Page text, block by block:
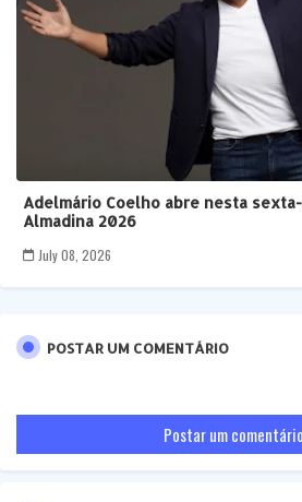
Adelmário Coelho abre nesta
Almadina 2026
July 08, 2026
POSTAR UM COMENTÁRIO
Postar um